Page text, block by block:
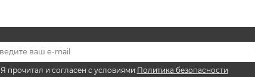
Я прочитал и согласен с условиями Политика безопасности